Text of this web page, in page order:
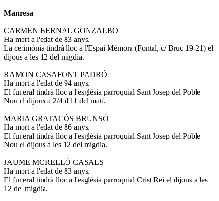
Manresa
CARMEN BERNAL GONZALBO
Ha mort a l'edat de 83 anys.
La cerimònia tindrà lloc a l'Espai Mémora (Fontal, c/ Bruc 19-21) el
dijous a les 12 del migdia.
RAMON CASAFONT PADRÓ
Ha mort a l'edat de 94 anys.
El funeral tindrà lloc a l'església parroquial Sant Josep del Poble
Nou el dijous a 2/4 d'11 del matí.
MARIA GRATACÓS BRUNSÓ
Ha mort a l'edat de 86 anys.
El funeral tindrà lloc a l'església parroquial Sant Josep del Poble
Nou el dijous a les 12 del migdia.
JAUME MORELLÓ CASALS
Ha mort a l'edat de 83 anys.
El funeral tindrà lloc a l'església parroquial Crist Rei el dijous a les
12 del migdia.